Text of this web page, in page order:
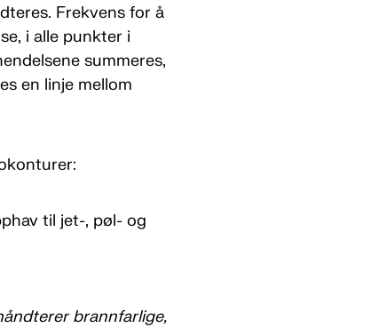
Frekvens for å
i alle punkter i
summeres,
en linje mellom
til jet-, pøl- og
brannfarlige,